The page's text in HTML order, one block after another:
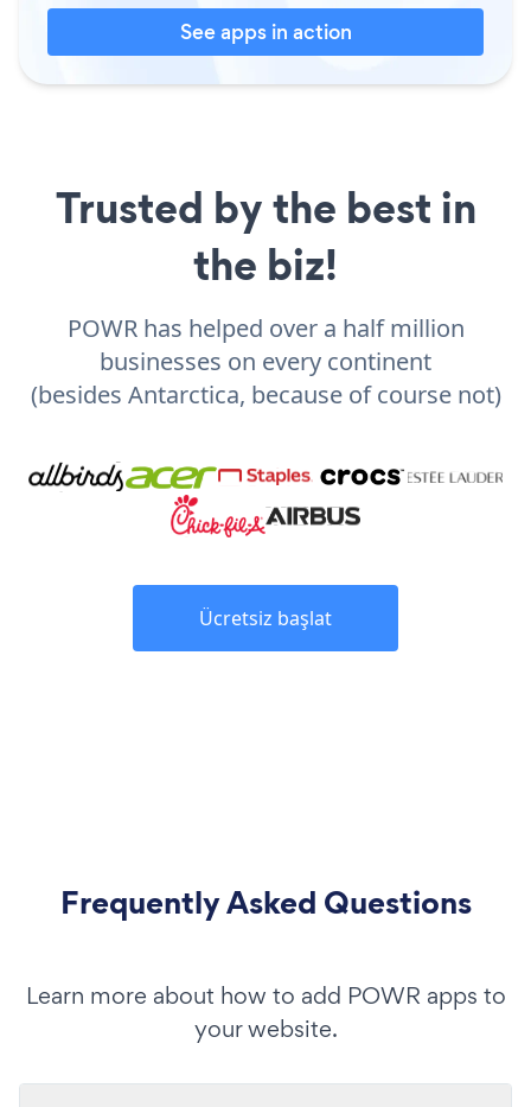
See apps in action
Trusted by the best in
the biz!
POWR has helped over a half million
businesses on every continent
(besides Antarctica, because of course not)
Ücretsiz başlat
Frequently Asked Questions
Learn more about how to add POWR apps to
your website.